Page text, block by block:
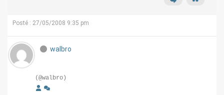
Posté : 27/05/2008 9:35 pm
walbro
(@walbro)